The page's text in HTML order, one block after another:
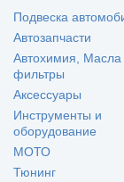
Подвеска
Автозапчасти
Автохимия, Масла
фильтры
Аксессуары
Инструменты и
оборудование
МОТО
Тюнинг